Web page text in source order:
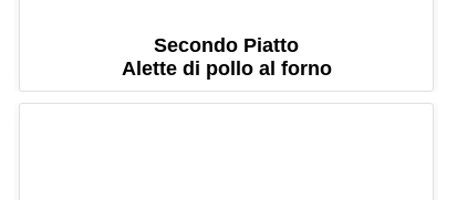
Secondo Piatto
Alette di pollo al forno